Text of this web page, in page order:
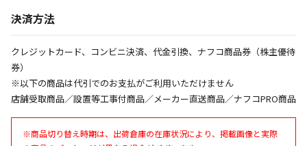
決定となります。
エアコンの取付工事が必要な商品です。別途費用が発
決済方法
クレジットカード、コンビニ決済、代金引換、ナフコ商品券（株主優待
券）
※以下の商品は代引でのお支払がご利用いただけません
店舗受取商品／設置等工事付商品／メーカー直送商品／ナフコPRO商品
※商品切り替え時期は、出荷倉庫の在庫状況により、掲載画像と実際